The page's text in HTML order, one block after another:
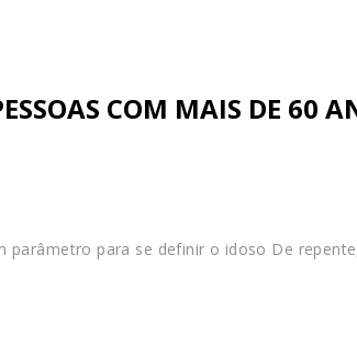
COM MAIS DE 60
parâmetro para se definir o idoso De